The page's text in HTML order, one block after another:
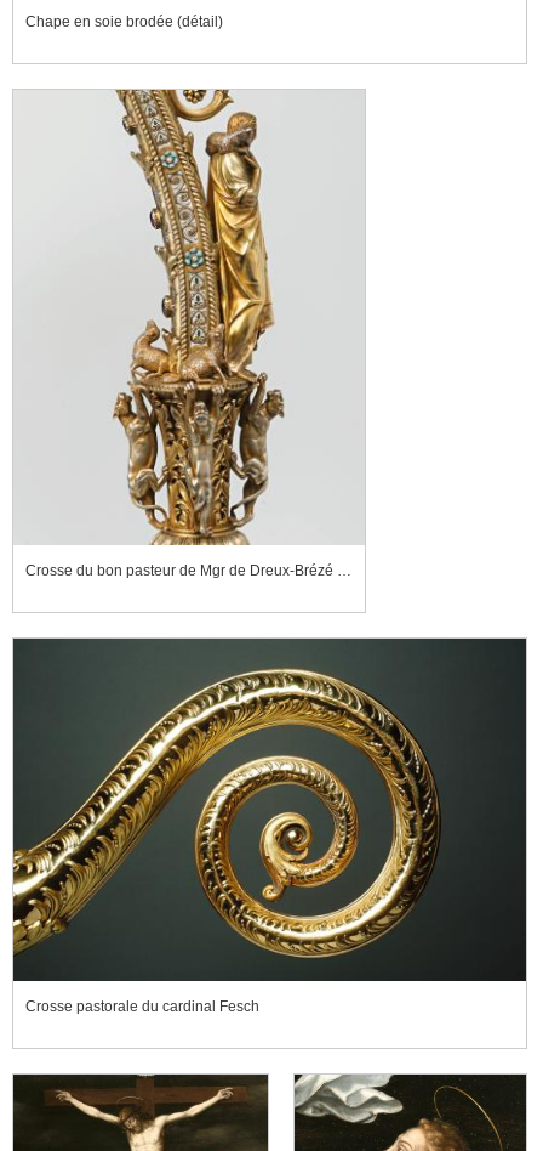
Chape en soie brodée (détail)
Crosse du bon pasteur de Mgr de Dreux-Brézé (détail)
Crosse pastorale du cardinal Fesch